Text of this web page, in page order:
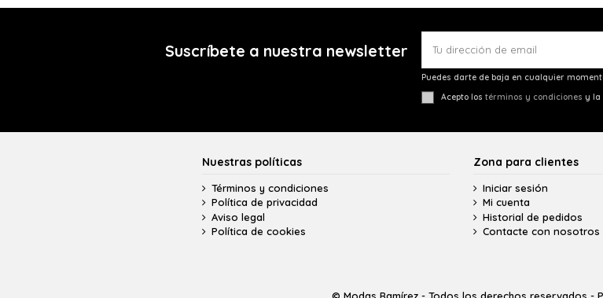
Suscríbete a nuestra newsletter
Puedes darte de baja en cualquier
Acepto los términos y condiciones y la
Nuestras políticas
Términos y condiciones
Política de privacidad
Aviso legal
Política de cookies
Zona para clientes
Iniciar sesión
Mi cuenta
Historial de pedidos
Contacte con nosotros
© Modas Ramírez - Todos los derechos reservados -